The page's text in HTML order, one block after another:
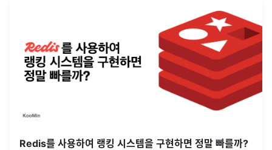
Redis를 사용하여 랭킹 시스템을 구현하면 정말 빠를까?